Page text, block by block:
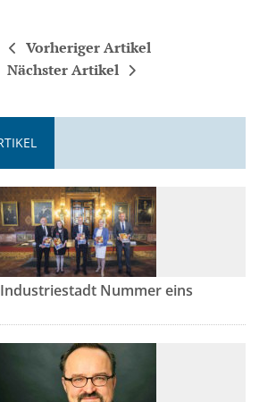
Vorheriger Artikel
Nächster Artikel
Nummer eins